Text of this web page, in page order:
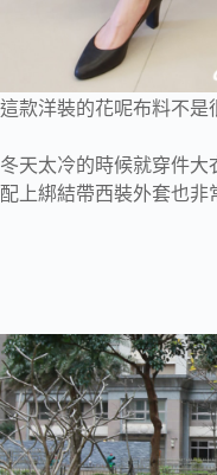
這款洋裝的花呢布料不是
冬天太冷的時候就穿件大
配上綁結帶西裝外套也非